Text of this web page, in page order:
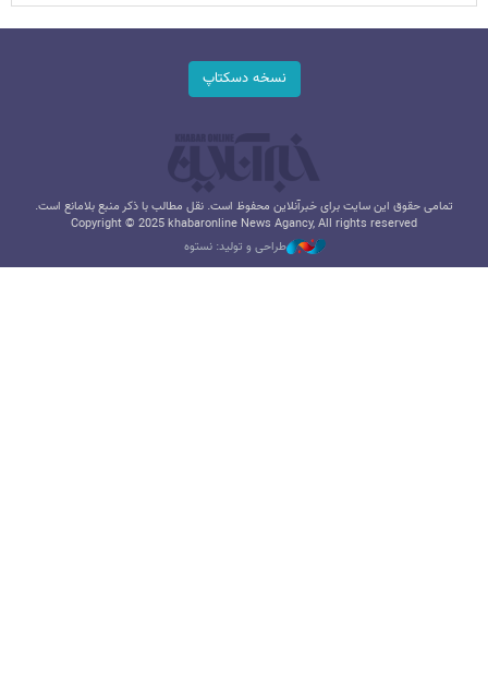
نسخه دسکتاپ
تمامی حقوق این سایت برای خبرآنلاین محفوظ است. نقل مطالب با ذکر منبع بلامانع است.
Copyright © 2025 khabaronline News Agancy, All rights reserved
طراحی و تولید: نستوه